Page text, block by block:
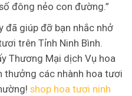
đông nẻo con đường.”
đã giúp đỡ bạn nhắc nhở
trên Tỉnh Ninh Bình.
Thương Mại dịch Vụ hoa
thưởng các nhành hoa tươi
shop hoa tươi ninh